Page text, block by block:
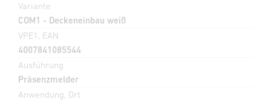
Variante
COM1 - Deckeneinbau weiß
VPE1, EAN
4007841085544
Ausführung
Präsenzmelder
Anwendung, Ort